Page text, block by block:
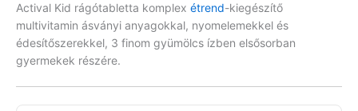
Actival Kid rágótabletta komplex étrend-kiegészítő
multivitamin ásványi anyagokkal, nyomelemekkel és
édesítőszerekkel, 3 finom gyümölcs ízben elsősorban
gyermekek részére.